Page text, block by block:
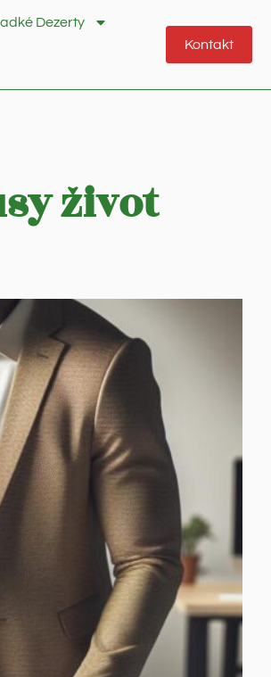
Dezerty
Kontakt
život